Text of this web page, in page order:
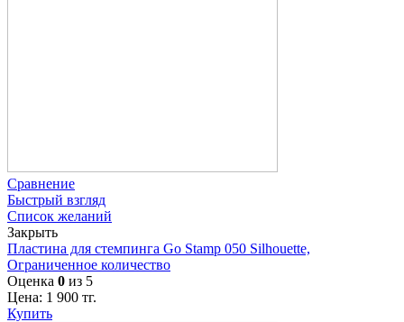
Сравнение
Быстрый взгляд
Список желаний
Закрыть
Пластина для стемпинга Go Stamp 050 Silhouette,
Ограниченное количество
Оценка 0 из 5
Цена: 1 900 тг.
Купить